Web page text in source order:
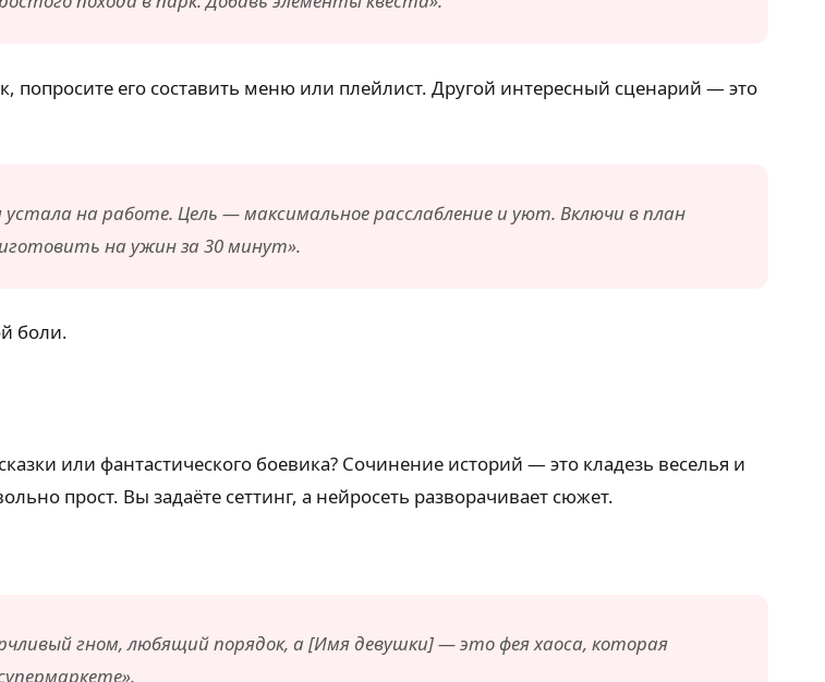
его составить меню или плейлист. Другой интересный сценарий — это
на работе. Цель — максимальное расслабление и уют. Включи в план
на ужин за 30 минут».
боли.
или фантастического боевика? Сочинение историй — это кладезь веселья и
прост. Вы задаёте сеттинг, а нейросеть разворачивает сюжет.
гном, любящий порядок, а [Имя девушки] — это фея хаоса, которая